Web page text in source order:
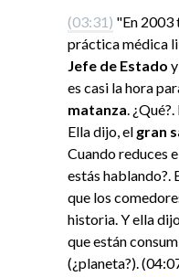
(03:31) "En 2003
práctica médica
Jefe de Estado
es casi la hora
matanza.
Ella dijo, el gran
Cuando reduces
estás hablando?.
que los
historia. Y ella
que están
(¿planeta?).